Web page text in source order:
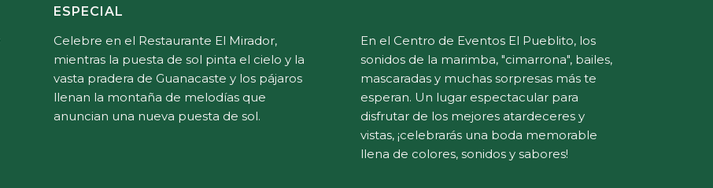
ESPECIAL
Celebre en el Restaurante El Mirador,
mientras la puesta de sol pinta el cielo y la
vasta pradera de Guanacaste y los pájaros
llenan la montaña de melodías que
anuncian una nueva puesta de sol.
En el Centro de Eventos El Pueblito, los
sonidos de la marimba, "cimarrona", bailes,
mascaradas y muchas sorpresas más te
esperan. Un lugar espectacular para
disfrutar de los mejores atardeceres y
vistas, ¡celebrarás una boda memorable
llena de colores, sonidos y sabores!